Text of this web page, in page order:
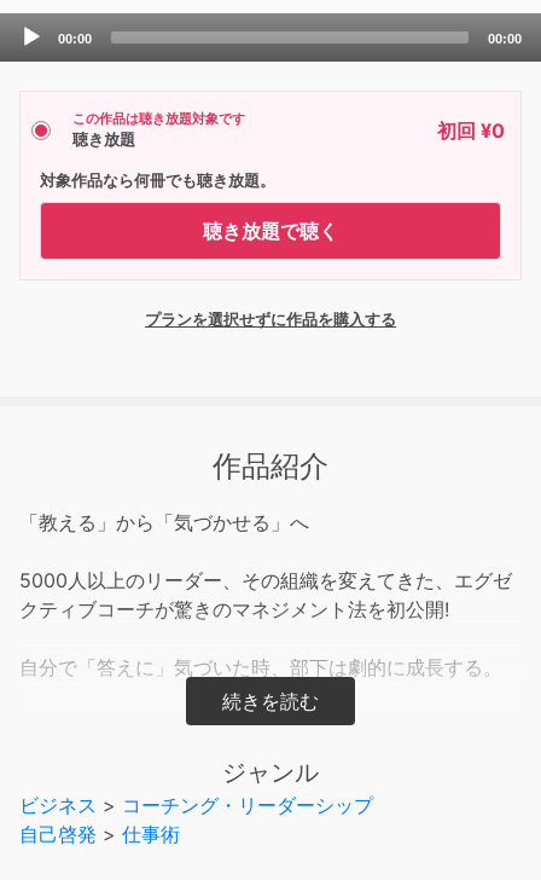
Audio
00:00 00:00
この作品は聴き放題対象です
聴き放題 初回 ¥0
対象作品なら何冊でも聴き放題。
聴き放題で聴く
プランを選択せずに作品を購入する
作品紹介
「教える」から「気づかせる」へ
5000人以上のリーダー、その組織を変えてきた、エグゼ
クティブコーチが驚きのマネジメント法を初公開!
自分で「答えに」気づいた時、部下は劇的に成長する。
大事なのは「教える」ではなく「気づかせる」というプロ
教えても、説明しても、怒鳴っても、部下が変わらなかっ
たのは、そこに「気づき」が起こっていないからです。
「気づき」というのは発見であり、大袈裟にいえば「見て
ジャンル
ビジネス > コーチング・リーダーシップ
自己啓発 > 仕事術